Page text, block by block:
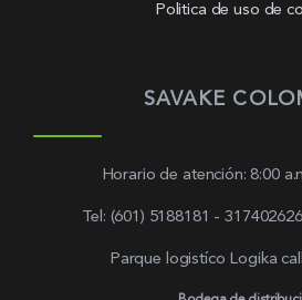
Politica de uso de
SAVAKE
Horario de atención: 8:00
Tel: (601) 5188181 -
Parque logistíco Logika